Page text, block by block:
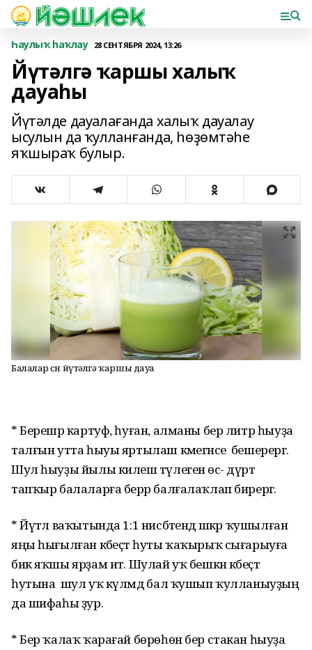
Һаулыҡ һаҡлау 28 СЕНТЯБРЯ 2024, 13:26
Йүтәлгә ҡаршы халыҡ
дауаһы
Йүтәлде дауалағанда халыҡ дауалау
ысулын да ҡулланғанда, һөҙөмтәһе
яҡшыраҡ булыр.
Балалар өсөн йүтәлгә ҡаршы дауа
* Берешәр картуф, һуған, алманы бер литр һыуҙа
талғын утта һыуы яртылаш кәмегәнсе бешерергә.
Шул һыуҙы йылы килеш тәүлегенә өс- дүрт
тапҡыр балаларға берәр балғалаҡлап бирергә.
* Йүтәл ваҡытында 1:1 нисбәтендә шәкәр ҡушылған
яңы һығылған кәбеҫтә һуты ҡаҡырыҡ сығарыуға
бик яҡшы ярҙам итә. Шулай уҡ бешкән кәбеҫтә
һутына шул уҡ күләмдә бал ҡушып ҡулланыуҙың
да шифаһы ҙур.
* Бер ҡалаҡ ҡарағай бөрөһөн бер стакан һыуҙа